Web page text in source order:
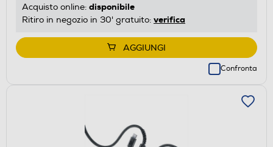
Acquisto online: disponibile
Ritiro in negozio in 30' gratuito: verifica
AGGIUNGI
Confronta